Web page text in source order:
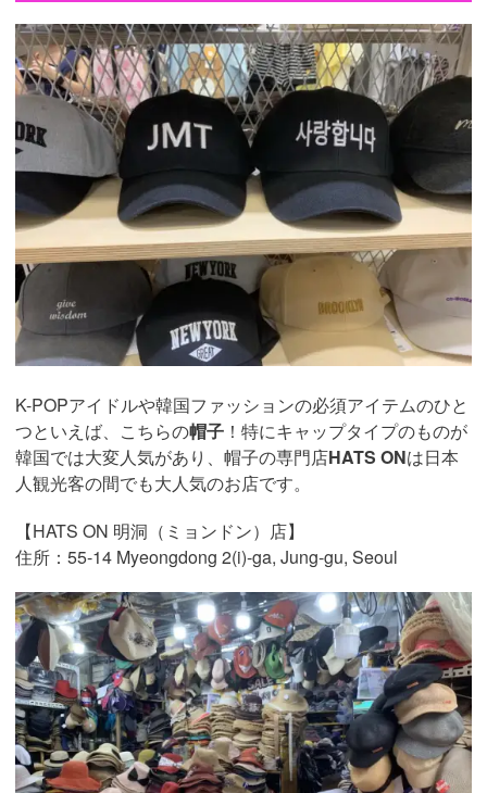
K-POPアイドルや韓国ファッションの必須アイテムのひと
つといえば、こちらの帽子 ！特にキャップタイプのものが
韓国では大変人気があり、帽子の専門店HATS ONは日本
人観光客の間でも大人気のお店です。
【HATS ON 明洞（ミョンドン）店】
住所：55-14 Myeongdong 2(i)-ga, Jung-gu, Seoul